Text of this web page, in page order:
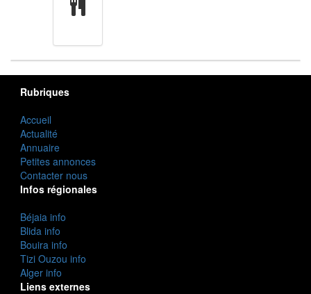
Rubriques
Accueil
Actualité
Annuaire
Petites annonces
Contacter nous
Infos régionales
Béjaia info
Blida info
Bouira info
Tizi Ouzou info
Alger info
Liens externes